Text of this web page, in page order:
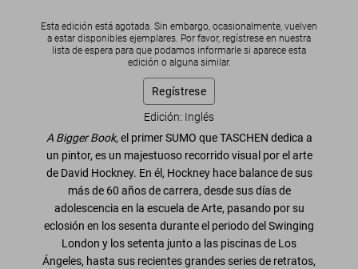
Esta edición está agotada. Sin embargo, ocasionalmente, vuelven
a estar disponibles ejemplares. Por favor, regístrese en nuestra
lista de espera para que podamos informarle si aparece esta
edición o alguna similar.
Regístrese
Edición: Inglés
A Bigger Book,el primer SUMO que TASCHEN dedica a
un pintor, es un majestuoso recorrido visual por el arte
de David Hockney. En él, Hockney hace balance de sus
más de 60 años de carrera, desde sus días de
adolescencia en la escuela de Arte, pasando por su
eclosión en los sesenta durante el periodo del Swinging
London y los setenta junto a las piscinas de Los
Ángeles, hasta sus recientes grandes series de retratos,